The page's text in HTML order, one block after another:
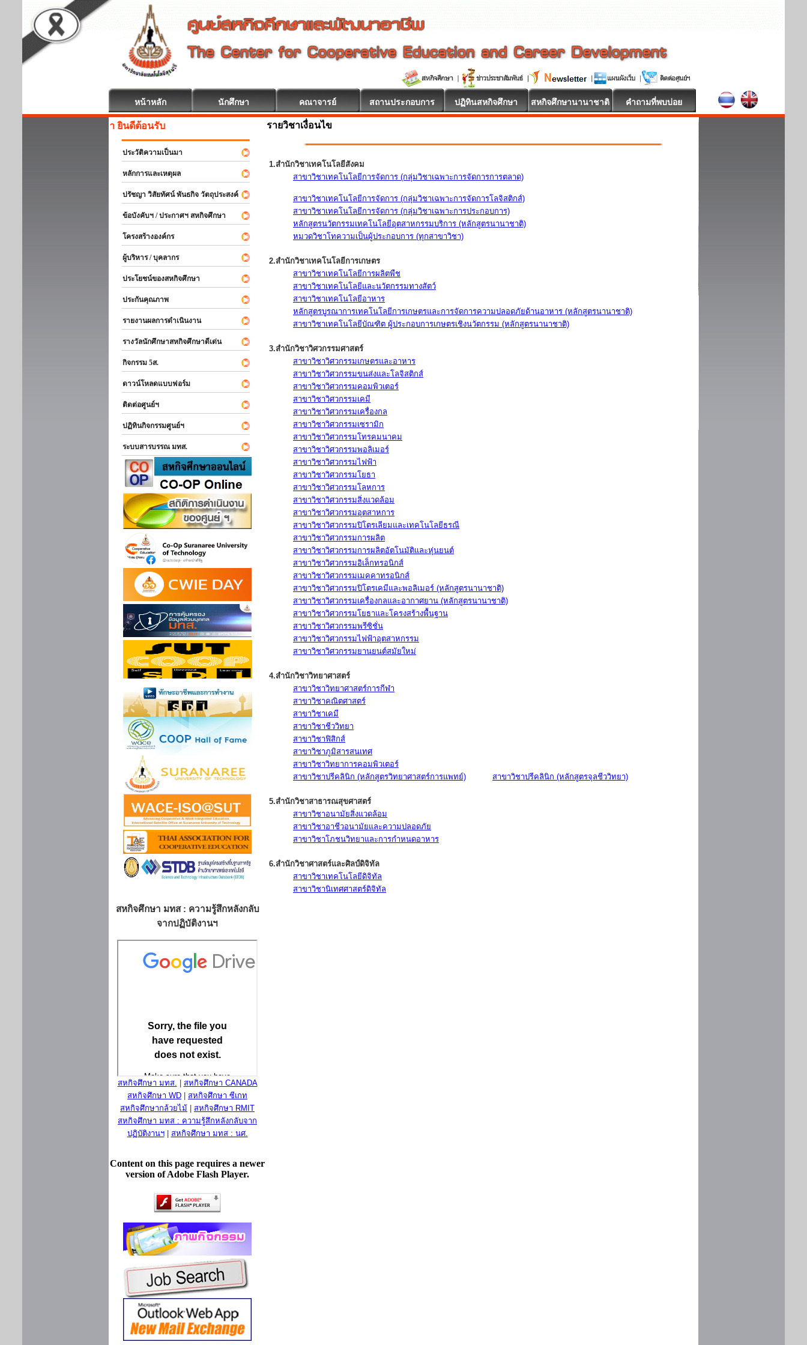
หน้าหลัก นักศึกษา คณาจารย์ สถานประกอบการ ปฏิทินสหกิจศึกษา สหกิจศึกษานานาชาติ คำถามที่พบบ่อย
สหกิจศึกษา ยินดีต้อนรับ
ประวัติความเป็นมา
หลักการและเหตุผล
ปรัชญา วิสัยทัศน์ พันธกิจ วัตถุประสงค์
ข้อบังคับฯ / ประกาศฯ สหกิจศึกษา
โครงสร้างองค์กร
ผู้บริหาร / บุคลากร
ประโยชน์ของสหกิจศึกษา
ประกันคุณภาพ
รายงานผลการดำเนินงาน
รางวัลนักศึกษาสหกิจศึกษาดีเด่น
กิจกรรม 5ส.
ดาวน์โหลดแบบฟอร์ม
ติดต่อศูนย์ฯ
ปฏิทินกิจกรรมศูนย์ฯ
ระบบสารบรรณ มทส.
สหกิจศึกษา มทส : ความรู้สึกหลังกลับ
จากปฏิบัติงานฯ
สหกิจศึกษา มทส.
สหกิจศึกษา CANADA
สหกิจศึกษา WD
สหกิจศึกษา ซีเกท
สหกิจศึกษากล้วยไม้
สหกิจศึกษา RMIT
สหกิจศึกษา มทส : ความรู้สึกหลังกลับจาก
ปฏิบัติงานฯ| สหกิจศึกษา มทส : นศ.
Content on this page requires a newer
version of Adobe Flash Player.
รายวิชาเงื่อนไข
1.สำนักวิชาเทคโนโลยีสังคม
สาขาวิชาเทคโนโลยีการจัดการ (กลุ่มวิชาเฉพาะการจัดการการตลาด)
สาขาวิชาเทคโนโลยีการจัดการ (กลุ่มวิชาเฉพาะการจัดการโลจิสติกส์)
สาขาวิชาเทคโนโลยีการจัดการ (กลุ่มวิชาเฉพาะการประกอบการ)
หลักสูตรนวัตกรรมเทคโนโลยีอุตสาหกรรมบริการ (หลักสูตรนานาชาติ)
หมวดวิชาโทความเป็นผู้ประกอบการ (ทุกสาขาวิชา)
2.สำนักวิชาเทคโนโลยีการเกษตร
สาขาวิชาเทคโนโลยีการผลิตพืช
สาขาวิชาเทคโนโลยีและนวัตกรรมทางสัตว์
สาขาวิชาเทคโนโลยีอาหาร
หลักสูตรบูรณาการเทคโนโลยีการเกษตรและการจัดการความปลอดภัยด้านอาหาร (หลักสูตรนานาชาติ)
สาขาวิชาเทคโนโลยีบัณฑิต ผู้ประกอบการเกษตรเชิงนวัตกรรม (หลักสูตรนานาชาติ)
3.สำนักวิชาวิศวกรรมศาสตร์
สาขาวิชาวิศวกรรมเกษตรและอาหาร
สาขาวิชาวิศวกรรมขนส่งและโลจิสติกส์
สาขาวิชาวิศวกรรมคอมพิวเตอร์
สาขาวิชาวิศวกรรมเคมี
สาขาวิชาวิศวกรรมเครื่องกล
สาขาวิชาวิศวกรรมเซรามิก
สาขาวิชาวิศวกรรมโทรคมนาคม
สาขาวิชาวิศวกรรมพอลิเมอร์
สาขาวิชาวิศวกรรมไฟฟ้า
สาขาวิชาวิศวกรรมโยธา
สาขาวิชาวิศวกรรมโลหการ
สาขาวิชาวิศวกรรมสิ่งแวดล้อม
สาขาวิชาวิศวกรรมอุตสาหการ
สาขาวิชาวิศวกรรมปิโตรเลียมและเทคโนโลยีธรณี
สาขาวิชาวิศวกรรมการผลิต
สาขาวิชาวิศวกรรมการผลิตอัตโนมัติและหุ่นยนต์
สาขาวิชาวิศวกรรมอิเล็กทรอนิกส์
สาขาวิชาวิศวกรรมเมคคาทรอนิกส์
สาขาวิชาวิศวกรรมปิโตรเคมีและพอลิเมอร์ (หลักสูตรนานาชาติ)
สาขาวิชาวิศวกรรมเครื่องกลและอากาศยาน (หลักสูตรนานาชาติ)
สาขาวิชาวิศวกรรมโยธาและโครงสร้างพื้นฐาน
สาขาวิชาวิศวกรรมพรีซิชั่น
สาขาวิชาวิศวกรรมไฟฟ้าอุตสาหกรรม
สาขาวิชาวิศวกรรมยานยนต์สมัยใหม่
4.สำนักวิชาวิทยาศาสตร์
สาขาวิชาวิทยาศาสตร์การกีฬา
สาขาวิชาคณิตศาสตร์
สาขาวิชาเคมี
สาขาวิชาชีววิทยา
สาขาวิชาฟิสิกส์
สาขาวิชาภูมิสารสนเทศ
สาขาวิชาวิทยาการคอมพิวเตอร์
สาขาวิชาปรีคลินิก (หลักสูตรวิทยาศาสตร์การแพทย์)
สาขาวิชาปรีคลินิก (หลักสูตรจุลชีววิทยา)
5.สำนักวิชาสาธารณสุขศาสตร์
สาขาวิชาอนามัยสิ่งแวดล้อม
สาขาวิชาอาชีวอนามัยและความปลอดภัย
สาขาวิชาโภชนวิทยาและการกำหนดอาหาร
6.สำนักวิชาศาสตร์และศิลป์ดิจิทัล
สาขาวิชาเทคโนโลยีดิจิทัล
สาขาวิชานิเทศศาสตร์ดิจิทัล